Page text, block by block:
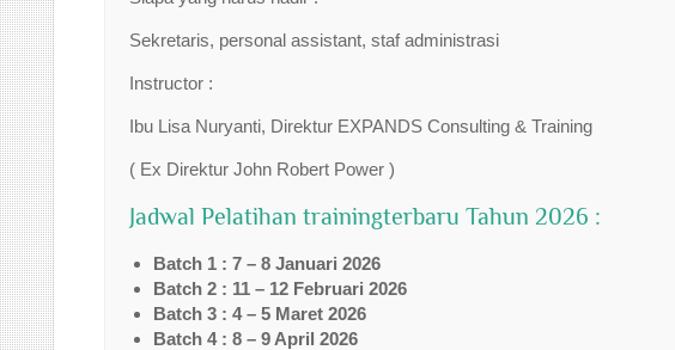
Sekretaris, personal assistant, staf administrasi
Instructor :
Ibu Lisa Nuryanti, Direktur EXPANDS Consulting & Training
( Ex Direktur John Robert Power )
Jadwal Pelatihan trainingterbaru Tahun 2026 :
Batch 1 : 7 – 8 Januari 2026
Batch 2 : 11 – 12 Februari 2026
Batch 3 : 4 – 5 Maret 2026
Batch 4 : 8 – 9 April 2026